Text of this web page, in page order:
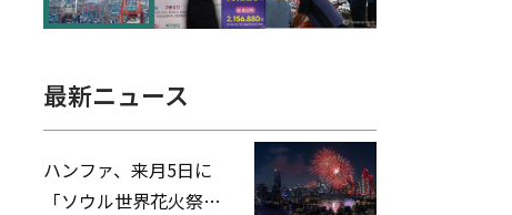
最新ニュース
ハンファ、来月5日に
「ソウル世界花火祭り